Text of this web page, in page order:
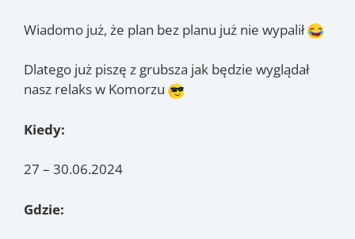
Wiadomo już, że plan bez planu już nie wypalił
Dlatego już piszę z grubsza jak będzie wyglądał
nasz relaks w Komorzu
Kiedy:
27 – 30.06.2024
Gdzie: